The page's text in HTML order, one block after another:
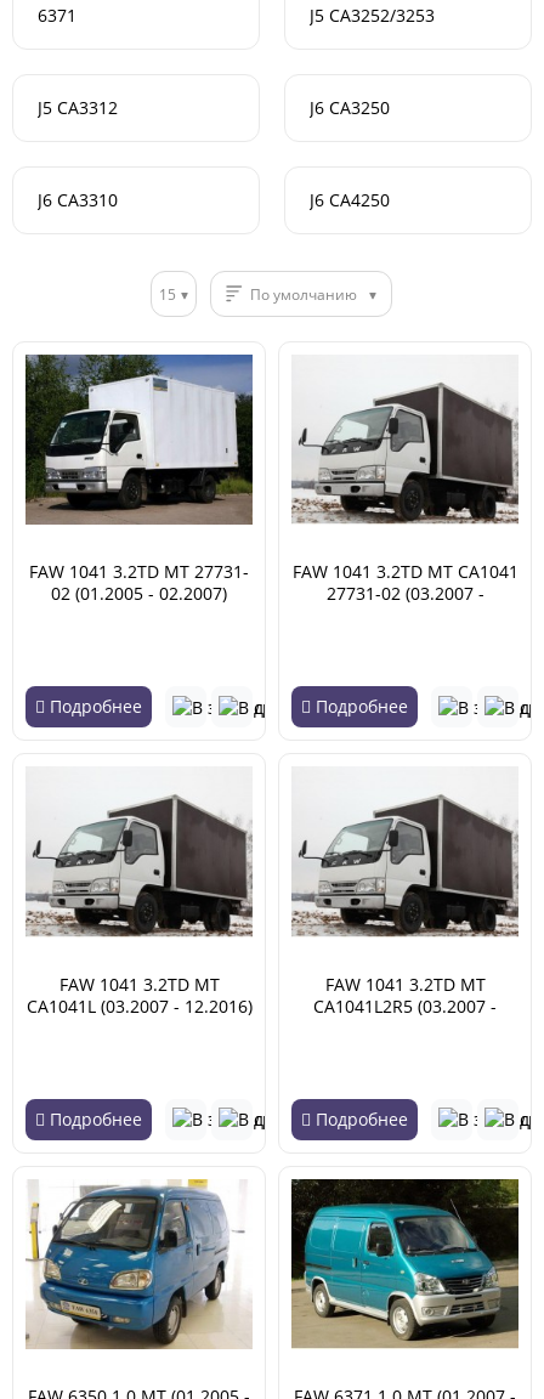
6371 J5 CA3252/3253
J5 CA3312 J6 CA3250
J6 CA3310 J6 CA4250
15 По умолчанию
FAW 1041 3.2TD MT 27731-
02 (01.2005 - 02.2007)
Подробнее
FAW 1041 3.2TD MT CA1041
27731-02 (03.2007 -
Подробнее
FAW 1041 3.2TD MT
CA1041L (03.2007 - 12.2016)
Подробнее
FAW 1041 3.2TD MT
CA1041L2R5 (03.2007 -
Подробнее